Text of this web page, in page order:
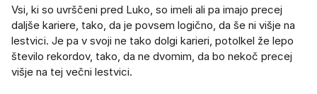
Vsi, ki so uvrščeni pred Luko, so imeli ali pa imajo precej
daljše kariere, tako, da je povsem logično, da še ni višje na
lestvici. Je pa v svoji ne tako dolgi karieri, potolkel že lepo
število rekordov, tako, da ne dvomim, da bo nekoč precej
višje na tej večni lestvici.